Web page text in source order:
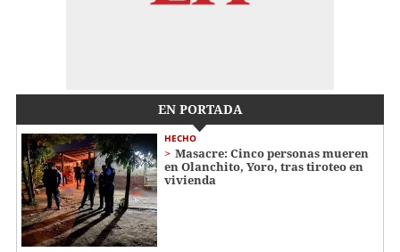
EN PORTADA
HECHO
Masacre: Cinco personas mueren
en Olanchito, Yoro, tras tiroteo en
vivienda